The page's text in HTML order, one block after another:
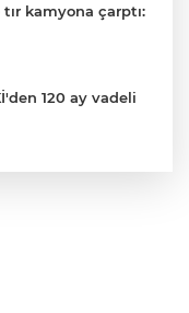
kamyona çarptı:
120 ay vadeli